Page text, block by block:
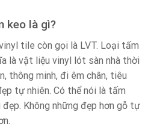
keo là gì?
tile còn gọi là LVT. Loại tấm
là vật liệu vinyl lót sàn nhà thời
thông minh, đi êm chân, tiêu
tự nhiên. Có thể nói là tấm
Không những đẹp hơn gỗ tự